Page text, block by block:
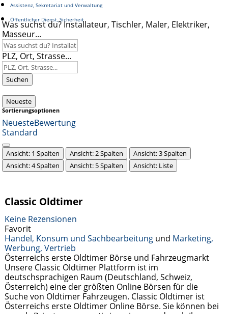
Assistenz, Sekretariat und Verwaltung
Öffentlicher Dienst, Sicherheit
Was suchst du? Installateur, Tischler, Maler, Elektriker,
Masseur...
PLZ, Ort, Strasse...
Suchen
Neueste
Sortierungsoptionen
NeuesteBewertung
Standard
Ansicht: 1 Spalten Ansicht: 2 Spalten
Ansicht: 3 Spalten
Ansicht: 4 Spalten
Ansicht: 5 Spalten Ansicht: Liste
Classic Oldtimer
Keine Rezensionen
Favorit
Handel, Konsum und Sachbearbeitung und Marketing,
Werbung, Vertrieb
Österreichs erste Oldtimer Börse und Fahrzeugmarkt
Unsere Classic Oldtimer Plattform ist im
deutschsprachigen Raum (Deutschland, Schweiz,
Österreich) eine der größten Online Börsen für die
Suche von Oldtimer Fahrzeugen. Classic Oldtimer ist
Österreichs erste Oldtimer Online Börse. Sie können bei
uns als Privatperson gratis inserieren und nach Ihren